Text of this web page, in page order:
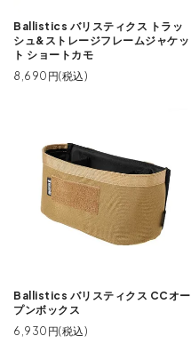
Ballistics バリスティクス トラッ
シュ&ストレージフレームジャケッ
ト ショートカモ
8,690円(税込)
Ballistics バリスティクス CCオー
プンボックス
6,930円(税込)